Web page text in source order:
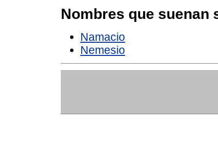
Nombres que suenan
Namacio
Nemesio